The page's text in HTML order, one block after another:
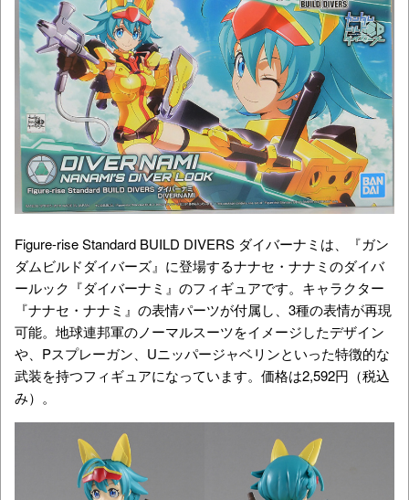
Figure-rise Standard BUILD DIVERS ダイバーナミは、『ガン
ダムビルドダイバーズ』に登場するナナセ・ナナミのダイバ
ールック『ダイバーナミ』のフィギュアです。キャラクター
『ナナセ・ナナミ』の表情パーツが付属し、3種の表情が再現
可能。地球連邦軍のノーマルスーツをイメージしたデザイン
や、Pスプレーガン、Uニッパージャベリンといった特徴的な
武装を持つフィギュアになっています。価格は2,592円（税込
み）。